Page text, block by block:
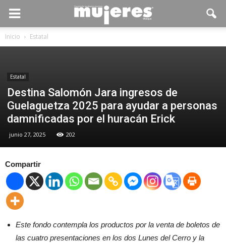
Inicio Estatal
Estatal
Destina Salomón Jara ingresos de
Guelaguetza 2025 para ayudar a personas
damnificadas por el huracán Erick
junio 27, 2025 202
Compartir
Este fondo contempla los productos por la venta de boletos de
las cuatro presentaciones en los dos Lunes del Cerro y la